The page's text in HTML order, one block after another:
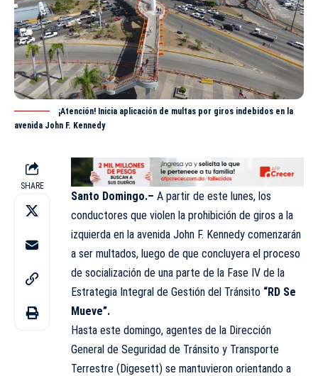
¡Atención! Inicia aplicación de multas por giros indebidos en la
avenida John F. Kennedy
SHARE
Santo Domingo.– A partir de este lunes, los
conductores que violen la prohibición de giros a la
izquierda en la avenida John F. Kennedy comenzarán
a ser multados, luego de que concluyera el proceso
de socialización de una parte de la Fase IV de la
Estrategia Integral de Gestión del Tránsito “RD Se
Mueve”.
Hasta este domingo, agentes de la Dirección
General de Seguridad de Tránsito y Transporte
Terrestre (Digesett) se mantuvieron orientando a